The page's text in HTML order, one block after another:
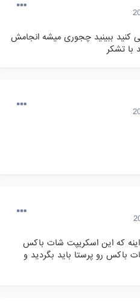
ببینید چجوری میشه انجامش
با تشکر
که این اسکریپت شات باکس
رو پرستا باید بگردید و